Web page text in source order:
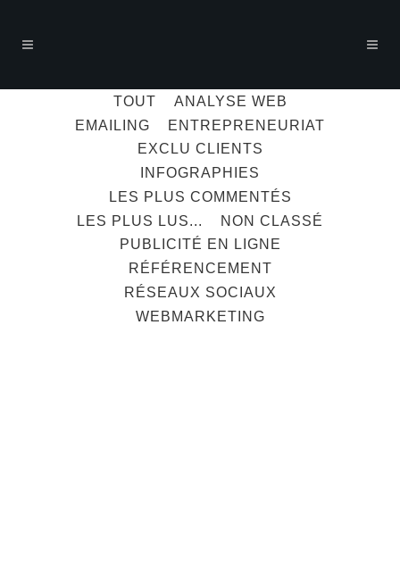
TOUT
ANALYSE WEB
EMAILING
ENTREPRENEURIAT
EXCLU CLIENTS
INFOGRAPHIES
LES PLUS COMMENTÉS
LES PLUS LUS...
NON CLASSÉ
PUBLICITÉ EN LIGNE
RÉFÉRENCEMENT
RÉSEAUX SOCIAUX
WEBMARKETING